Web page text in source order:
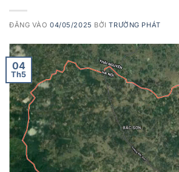
ĐĂNG VÀO04/05/2025 BỞITRƯỜNG PHÁT
04
Th5